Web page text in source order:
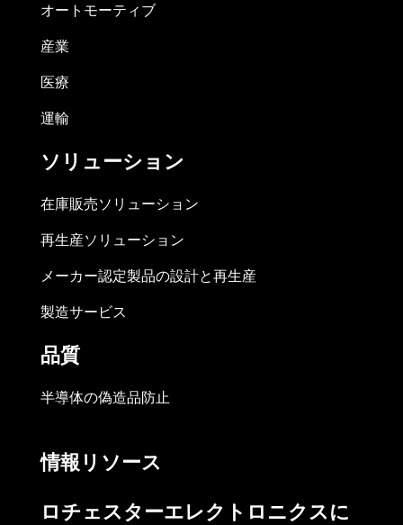
オートモーティブ
産業
医療
運輸
ソリューション
在庫販売ソリューション
再生産ソリューション
メーカー認定製品の設計と再生産
製造サービス
品質
半導体の偽造品防止
情報リソース
ロチェスターエレクトロニクスに